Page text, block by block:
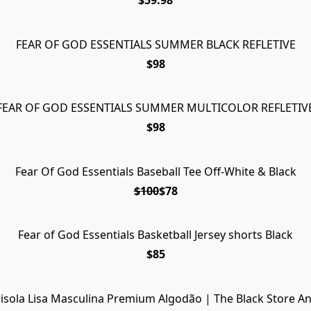
FEAR OF GOD ESSENTIALS SUMMER BLACK REFLETIVE
$98
OF GOD ESSENTIALS SUMMER MULTICOLOR
$98
EM
Fear Of God Essentials Baseball Tee Off-White & Black
$100$78
Fear of God Essentials Basketball Jersey shorts Black
$85
Lisa Masculina Premium Algodão | The Black Store